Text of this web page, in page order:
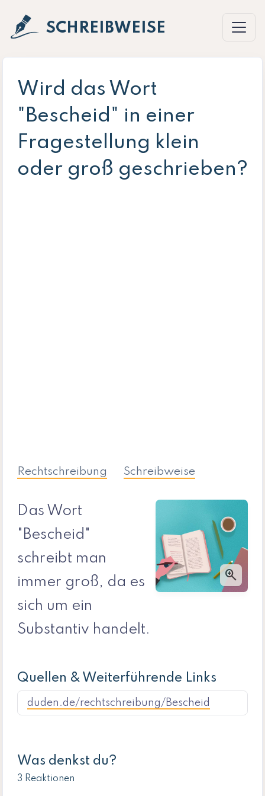
SCHREIBWEISE
Wird das Wort
"Bescheid" in einer
Fragestellung klein
oder groß geschrieben?
Rechtschreibung Schreibweise
zoom_in
Das Wort
"Bescheid"
schreibt man
immer groß, da es
sich um ein
Substantiv handelt.
Quellen & Weiterführende Links
duden.de/rechtschreibung/Bescheid
Was denkst du?
3 Reaktionen